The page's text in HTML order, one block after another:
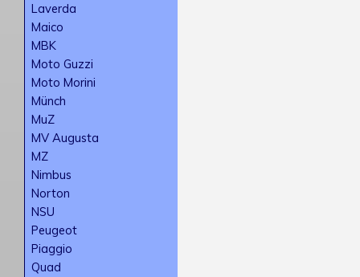
Laverda
Maico
MBK
Moto Guzzi
Moto Morini
Münch
MuZ
MV Augusta
MZ
Nimbus
Norton
NSU
Peugeot
Piaggio
Quad